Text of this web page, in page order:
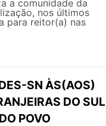
comunidade da
nos últimos
para reitor(a) nas
SN ÀS(AOS)
DO SUL
POVO